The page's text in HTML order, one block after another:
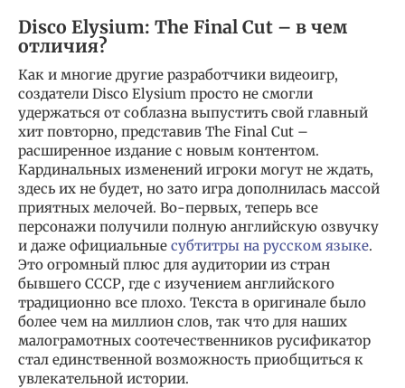
Disco Elysium: The Final Cut – в чем
отличия?
Как и многие другие разработчики видеоигр,
создатели Disco Elysium просто не смогли
удержаться от соблазна выпустить свой главный
хит повторно, представив The Final Cut –
расширенное издание с новым контентом.
Кардинальных изменений игроки могут не ждать,
здесь их не будет, но зато игра дополнилась массой
приятных мелочей. Во-первых, теперь все
персонажи получили полную английскую озвучку
и даже официальные субтитры на русском языке.
Это огромный плюс для аудитории из стран
бывшего СССР, где с изучением английского
традиционно все плохо. Текста в оригинале было
более чем на миллион слов, так что для наших
малограмотных соотечественников русификатор
стал единственной возможность приобщиться к
увлекательной истории.